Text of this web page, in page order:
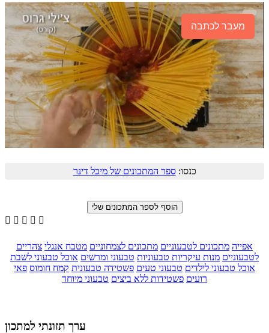
מעבר לכתבה
כנסו:ספר המתכונים של מיכל דינר
    
אפייה מתכונים לטבעוניים מתכונים לצמחוניים מטבח אנגלי צהריים
לטבעוניים מנות עיקריות טבעוניות טבעוני ומרשים אוכל טבעוני לשבת
אוכל טבעוני לילדים טבעוני טעים פשטידה טבעונית קמח חומוס פאי
רועים פשטידות ללא ביצים טבעוני מיוחד
ערך תזונתי למתכון